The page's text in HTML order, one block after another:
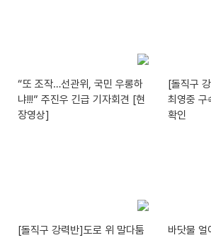
“또 조작…선관위, 국민 우롱하
냐!!!” 주진우 긴급 기자회견 [현
장영상]
[돌직구
최영중
확인
[돌직구 강력반]도로 위 말다툼
바닷물 얼